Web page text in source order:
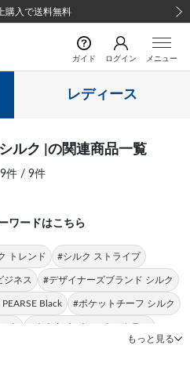
購入で送料無料
ガイド ログイン メニュー
レディース
ルク |の関連商品一覧
件 / 9件
ワードはこちら
トレンド #シルク ストライプ
ジネス #デザイナーズブランド シルク
Black #ポケットチーフ シルク
ク #ネクタイ パーソナルカラー
もっと見る